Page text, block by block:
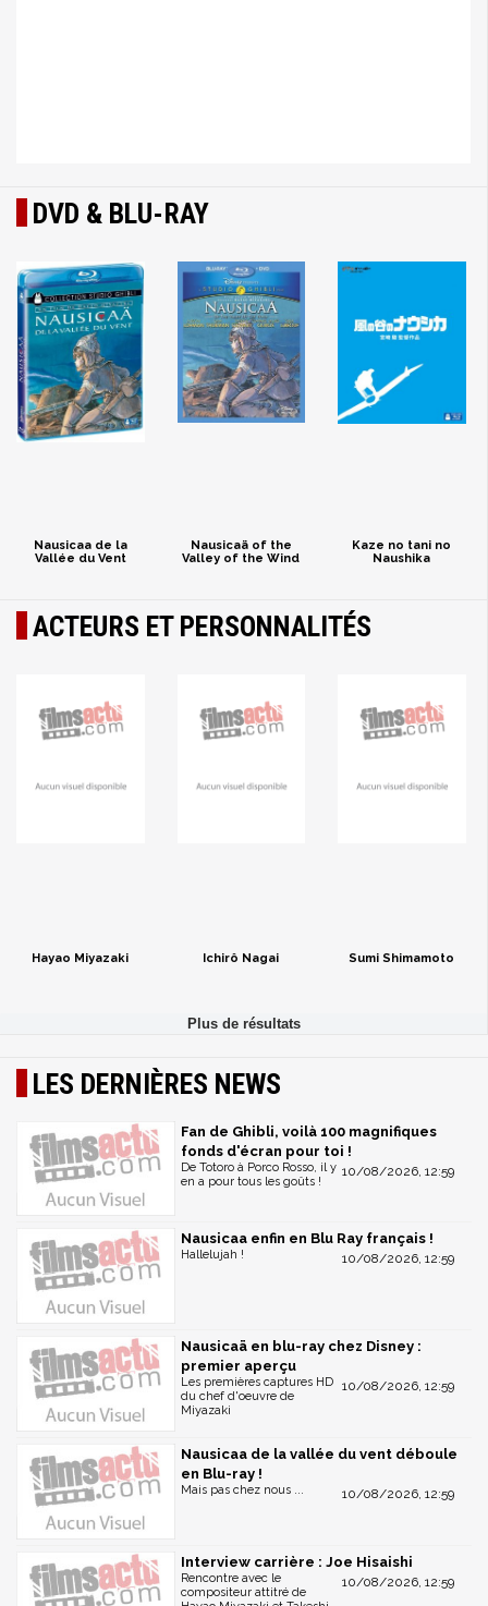
DVD & BLU-RAY
Nausicaa de la
Vallée du Vent
Nausicaä of the
Valley of the Wind
Kaze no tani no
Naushika
ACTEURS ET PERSONNALITÉS
Hayao Miyazaki Ichirô Nagai Sumi Shimamoto
LES DERNIÈRES NEWS
Fan de Ghibli, voilà 100 magnifiques
fonds d'écran pour toi !
10/08/2026, 12:59
De Totoro à Porco Rosso, il y
en a pour tous les goûts !
Nausicaa enfin en Blu Ray français !
10/08/2026, 12:59
Hallelujah !
Nausicaä en blu-ray chez Disney :
premier aperçu
10/08/2026, 12:59
Les premières captures HD
du chef d'oeuvre de
Miyazaki
Nausicaa de la vallée du vent déboule
en Blu-ray !
10/08/2026, 12:59
Mais pas chez nous ...
Interview carrière : Joe Hisaishi
10/08/2026, 12:59
Rencontre avec le
compositeur attitré de